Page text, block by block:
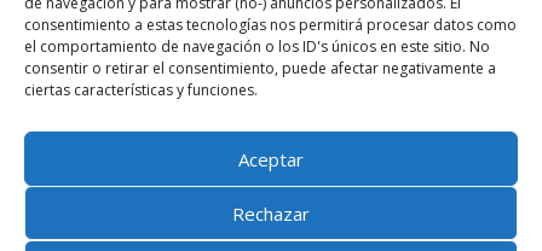
consentimiento a estas tecnologías nos permitirá procesar datos como
el comportamiento de navegación o los ID's únicos en este sitio. No
consentir o retirar el consentimiento, puede afectar negativamente a
ciertas características y funciones.
Aceptar
Rechazar
Todo lo que tu negocio local necesita: reseñas,
fidelización y crecimiento, en un solo lugar.
Precios y Garantía